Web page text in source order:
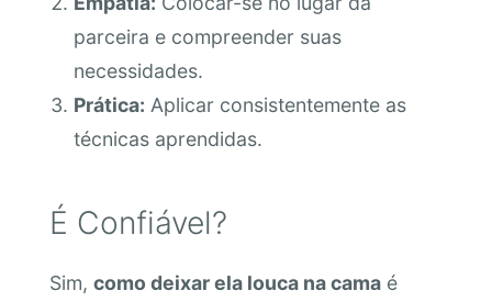
parceira e compreender suas
necessidades.
Prática: Aplicar consistentemente as
técnicas aprendidas.
É Confiável?
Sim, como deixar ela louca na camaé